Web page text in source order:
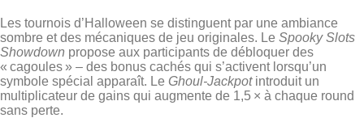
Les tournois d’Halloween se distinguent par une ambiance
sombre et des mécaniques de jeu originales. Le Spooky Slots
Showdown propose aux participants de débloquer des
« cagoules » – des bonus cachés qui s’activent lorsqu’un
symbole spécial apparaît. Le Ghoul‑Jackpotintroduit un
multiplicateur de gains qui augmente de 1,5 × à chaque round
sans perte.